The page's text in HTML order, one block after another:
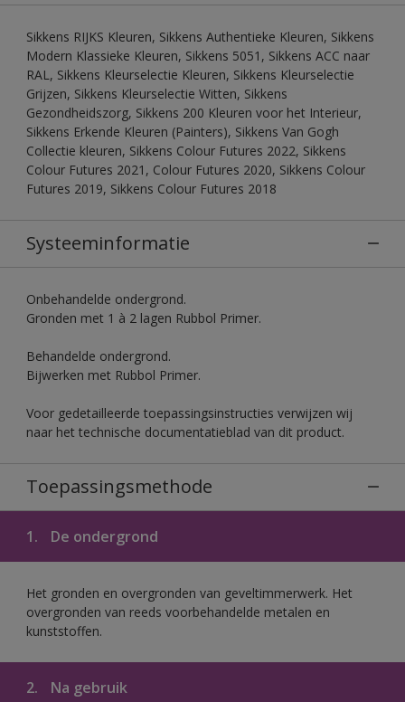
Sikkens RIJKS Kleuren, Sikkens Authentieke Kleuren, Sikkens
Modern Klassieke Kleuren, Sikkens 5051, Sikkens ACC naar
RAL, Sikkens Kleurselectie Kleuren, Sikkens Kleurselectie
Grijzen, Sikkens Kleurselectie Witten, Sikkens
Gezondheidszorg, Sikkens 200 Kleuren voor het Interieur,
Sikkens Erkende Kleuren (Painters), Sikkens Van Gogh
Collectie kleuren, Sikkens Colour Futures 2022, Sikkens
Colour Futures 2021, Colour Futures 2020, Sikkens Colour
Futures 2019, Sikkens Colour Futures 2018
Systeeminformatie
Onbehandelde ondergrond.
Gronden met 1 à 2 lagen Rubbol Primer.
Behandelde ondergrond.
Bijwerken met Rubbol Primer.
Voor gedetailleerde toepassingsinstructies verwijzen wij
naar het technische documentatieblad van dit product.
Toepassingsmethode
1. De ondergrond
Het gronden en overgronden van geveltimmerwerk. Het
overgronden van reeds voorbehandelde metalen en
kunststoffen.
2. Na gebruik